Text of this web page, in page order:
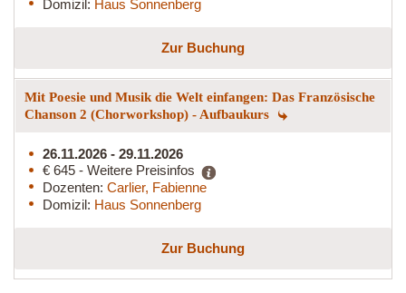
Domizil: Haus Sonnenberg
Zur Buchung
Mit Poesie und Musik die Welt einfangen: Das Französische
Chanson 2 (Chorworkshop) - Aufbaukurs
26.11.2026 - 29.11.2026
€ 645 - Weitere Preisinfos
Dozenten: Carlier, Fabienne
Domizil: Haus Sonnenberg
Zur Buchung